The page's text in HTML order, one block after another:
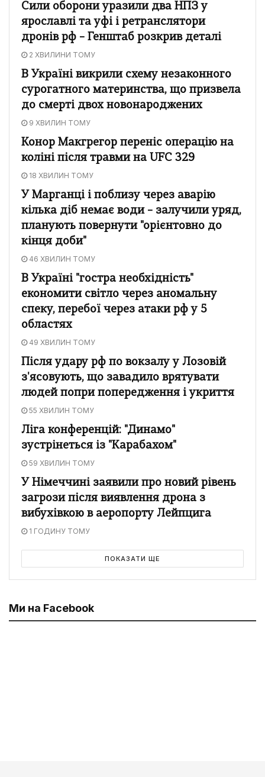
Сили оборони уразили два НПЗ у
ярославлі та уфі і ретранслятори
дронів рф – Генштаб розкрив деталі
2 ХВИЛИНИ ТОМУ
В Україні викрили схему незаконного
сурогатного материнства, що призвела
до смерті двох новонароджених
9 ХВИЛИН ТОМУ
Конор Макгрегор переніс операцію на
коліні після травми на UFC 329
18 ХВИЛИН ТОМУ
У Марганці і поблизу через аварію
кілька діб немає води – залучили уряд,
планують повернути "орієнтовно до
кінця доби"
46 ХВИЛИН ТОМУ
В Україні "гостра необхідність"
економити світло через аномальну
спеку, перебої через атаки рф у 5
областях
49 ХВИЛИН ТОМУ
Після удару рф по вокзалу у Лозовій
з'ясовують, що завадило врятувати
людей попри попередження і укриття
55 ХВИЛИН ТОМУ
Ліга конференцій: "Динамо"
зустрінеться із "Карабахом"
59 ХВИЛИН ТОМУ
У Німеччині заявили про новий рівень
загрози після виявлення дрона з
вибухівкою в аеропорту Лейпцига
1 ГОДИНУ ТОМУ
ПОКАЗАТИ ЩЕ
Ми на Facebook